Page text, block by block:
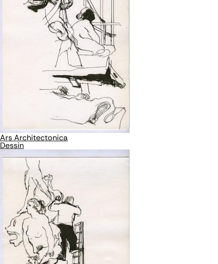
Ars Architectonica
Dessin